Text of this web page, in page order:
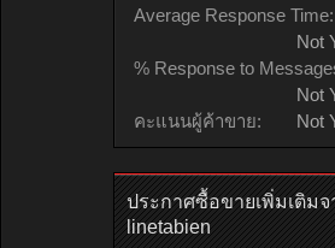
Average Response Time:
Not
% Response to
Not
คะแนนผู้ค้าขาย:
Not
ประกาศซื้อขายเพิ่มเติมจ
linetabien